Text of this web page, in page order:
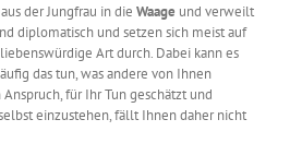
aus der Jungfrau in die Waage und verweilt
diplomatisch und setzen sich meist auf
Art durch. Dabei kann es
das tun, was andere von Ihnen
für Ihr Tun geschätzt und
einzustehen, fällt Ihnen daher nicht